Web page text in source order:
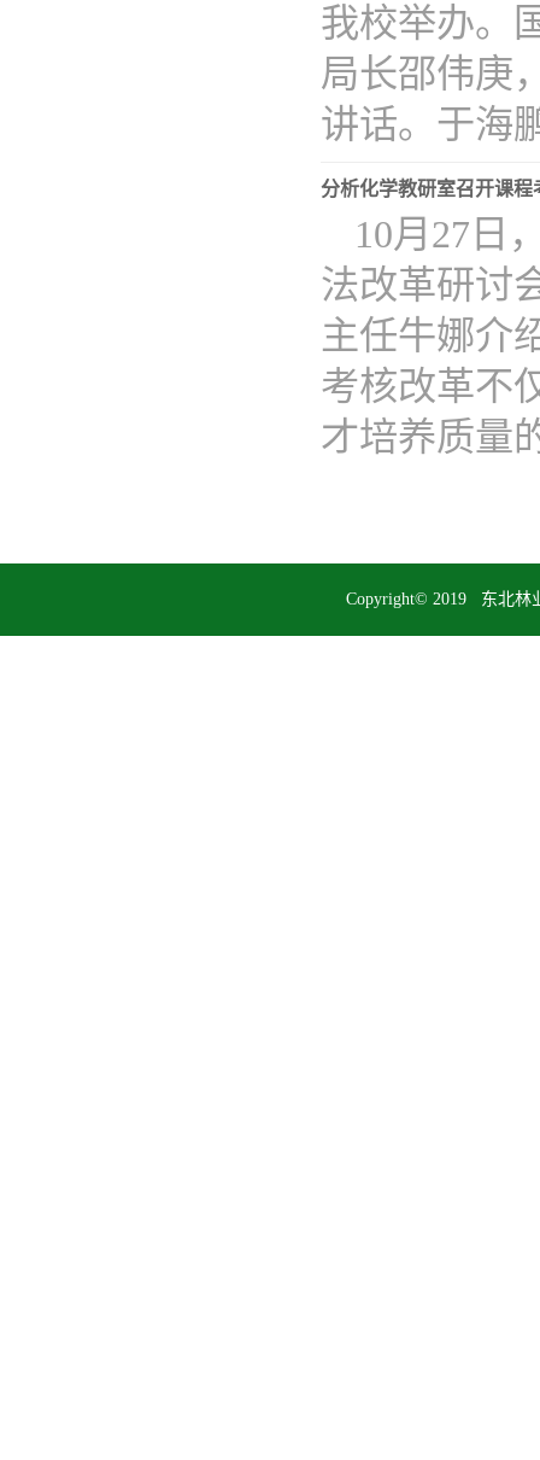
我校举办。
局长邵伟庚
讲话。于海
分析化学教研室召开课程
10月27日
法改革研讨
主任牛娜介
考核改革不
才培养质量
Copyright© 2019 东北林